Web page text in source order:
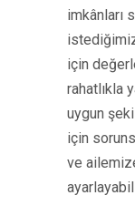
imkânları
için
rahatlıkla
uygun
için
ve